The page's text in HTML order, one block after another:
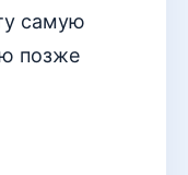
самую
позже